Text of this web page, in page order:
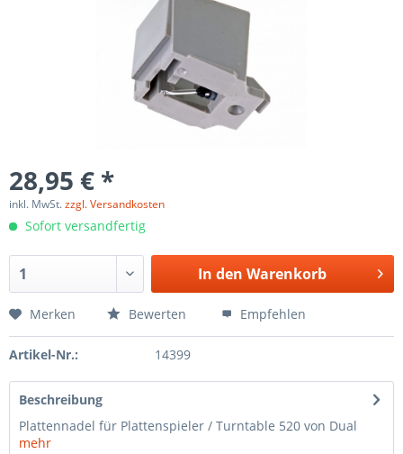
28,95 € *
inkl. MwSt.zzgl. Versandkosten
Sofort versandfertig
In den Warenkorb
Merken Bewerten Empfehlen
Artikel-Nr.: 14399
Beschreibung
Plattennadel für Plattenspieler / Turntable 520 von Dual
mehr